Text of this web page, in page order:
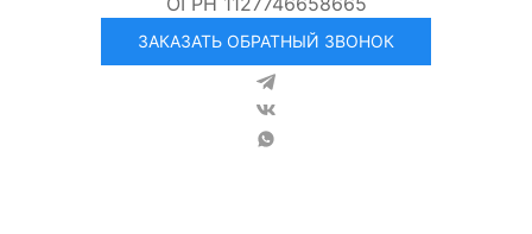
ЗАКАЗАТЬ ОБРАТНЫЙ ЗВОНОК